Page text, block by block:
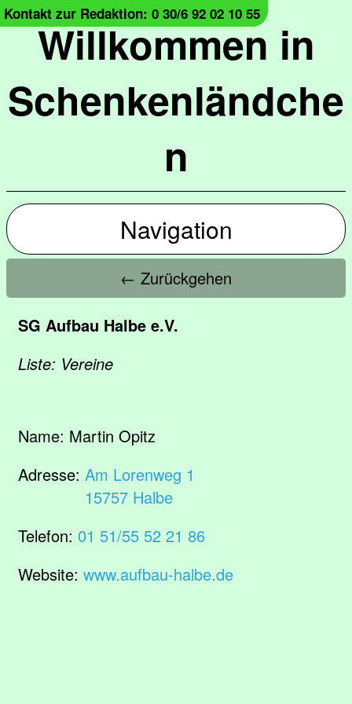
Willkommen in
Schenkenländche
n
Kontakt zur Redaktion: 0 30/6 92 02 10 55
Navigation
← Zurückgehen
SG Aufbau Halbe e.V.
Liste: Vereine
Name: Martin Opitz
Adresse: Am Lorenweg 1
15757 Halbe
Telefon: 01 51/55 52 21 86
Website: www.aufbau-halbe.de